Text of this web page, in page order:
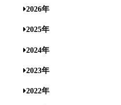
2026年
2025年
2024年
2023年
2022年